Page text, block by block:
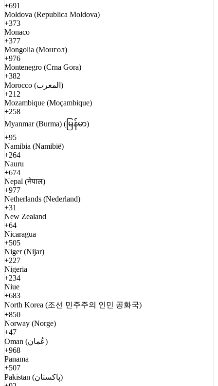
+691
Moldova (Republica Moldova)
+373
Monaco
+377
Mongolia (Монгол)
+976
Montenegro (Crna Gora)
+382
Morocco (المغرب)
+212
Mozambique (Moçambique)
+258
Myanmar (Burma) (မြန်မာ)
+95
Namibia (Namibië)
+264
Nauru
+674
Nepal (नेपाल)
+977
Netherlands (Nederland)
+31
New Zealand
+64
Nicaragua
+505
Niger (Nijar)
+227
Nigeria
+234
Niue
+683
North Korea (조선 민주주의 인민 공화국)
+850
Norway (Norge)
+47
Oman (عُمان)
+968
Panama
+507
Pakistan (پاکستان)